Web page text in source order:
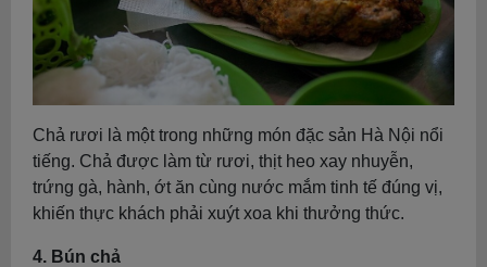
Chả rươi là một trong những món đặc sản Hà Nội nổi
tiếng. Chả được làm từ rươi, thịt heo xay nhuyễn,
trứng gà, hành, ớt ăn cùng nước mắm tinh tế đúng vị,
khiến thực khách phải xuýt xoa khi thưởng thức.
4. Bún chả